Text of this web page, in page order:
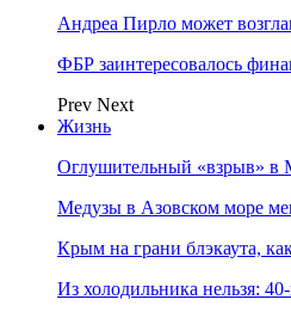
Андреа Пирло может
ФБР заинтересовалось
Prev Next
Жизнь
Оглушительный «взрыв» в
Медузы в Азовском море
Крым на грани блэкаута,
Из холодильника нельзя: